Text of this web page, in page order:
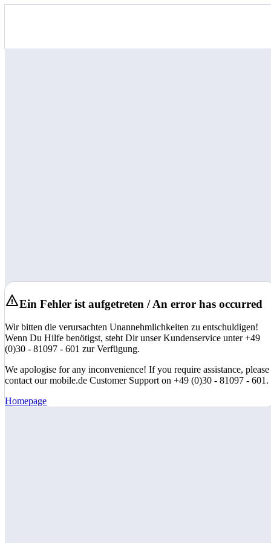
Ein Fehler ist aufgetreten / An error has occurred
Wir bitten die verursachten Unannehmlichkeiten zu entschuldigen!
Wenn Du Hilfe benötigst, steht Dir unser Kundenservice unter +49
(0)30 - 81097 - 601 zur Verfügung.
We apologise for any inconvenience! If you require assistance, please
contact our mobile.de Customer Support on +49 (0)30 - 81097 - 601.
Homepage